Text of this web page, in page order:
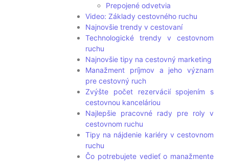
Prepojené odvetvia
Video: Základy cestovného ruchu
Najnovšie trendy v cestovaní
Technologické trendy v cestovnom
ruchu
Najnovšie tipy na cestovný marketing
Manažment príjmov a jeho význam
pre cestovný ruch
Zvýšte počet rezervácií spojením s
cestovnou kanceláriou
Najlepšie pracovné rady pre roly v
cestovnom ruchu
Tipy na nájdenie kariéry v cestovnom
ruchu
Čo potrebujete vedieť o manažmente